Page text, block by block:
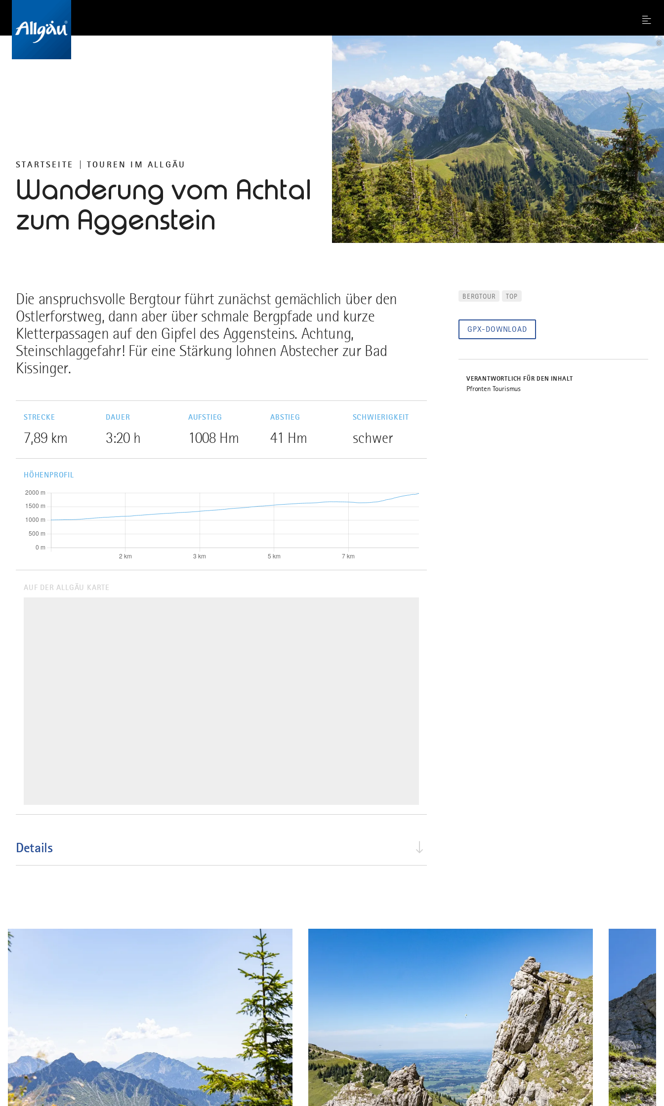
Menu
STARTSEITE TOUREN IM ALLGÄU
Wanderung vom Achtal
zum Aggenstein
©
Die anspruchsvolle Bergtour führt zunächst gemächlich über den
Ostlerforstweg, dann aber über schmale Bergpfade und kurze
Kletterpassagen auf den Gipfel des Aggensteins. Achtung,
Steinschlaggefahr! Für eine Stärkung lohnen Abstecher zur Bad
Kissinger.
STRECKE
7,89 km
DAUER
3:20 h
AUFSTIEG
1008 Hm
ABSTIEG
41 Hm
SCHWIERIGKEIT
schwer
HÖHENPROFIL
AUF DER ALLGÄU KARTE
Details
BERGTOUR TOP
GPX-DOWNLOAD
VERANTWORTLICH FÜR DEN INHALT
Pfronten Tourismus